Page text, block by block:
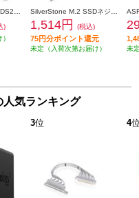
Synology 2ベイNAS DS225+ [Intel 4コアCeleron J4125搭載] DS225plus
)
SilverStone M.2 SSDネジキット【マザーボードマウントアクセサリ/ワッシャー付属/ドライバー付属】 SST-CA04
1,514円 (税込)
75円分ポイント還元
未定（入荷次第お届け） 未
人気ランキング
3位 4